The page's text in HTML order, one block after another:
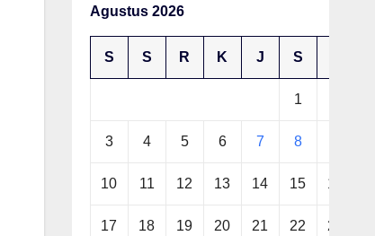
Agustus 2026
S S R K J S
1
3 4 5 6 7 8
10 11 12 13 14 15 16
17 18 19 20 21 22 23